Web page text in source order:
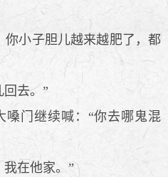
小子胆儿越来越肥了，都
去。”
门继续喊：“你去哪鬼混
在他家。”